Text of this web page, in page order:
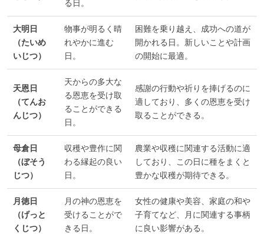
る日。
大明日
（たいめ
いじつ）
物事が明るく晴
れやかに進む
日。
困難を乗り越え、成功への道が
開かれる日。新しいことや計画
の開始に最適。
天恩日
（てんお
んじつ）
天からの多大な
る恩恵を受け取
ることができる
日。
感謝の行動や祈りを捧げるのに
適しており、多くの恩恵を受け
取ることができる。
母倉日
（ぼそう
じつ）
収穫や豊作に関
わる縁起の良い
日。
農業や収穫に関連する活動に適
しており、この日に種をまくと
豊かな収穫が期待できる。
月徳日
（げっと
くじつ）
月の神の恩恵を
受けることがで
きる日。
女性の健康や美容、家庭の和や
子育てなど、月に関連する事柄
に良い影響がある。